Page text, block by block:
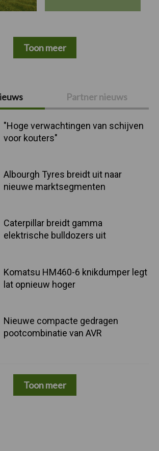
Partner nieuws
"Hoge verwachtingen van schijven
voor kouters"
Albourgh Tyres breidt uit naar
nieuwe marktsegmenten
Caterpillar breidt gamma
elektrische bulldozers uit
Komatsu HM460-6 knikdumper legt
lat opnieuw hoger
Nieuwe compacte gedragen
pootcombinatie van AVR
Toon meer
Toon meer